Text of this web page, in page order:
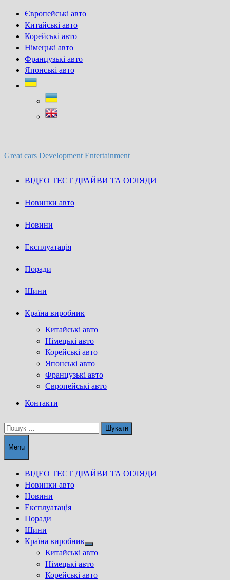
Skip
content
Європейські авто
Китайські авто
Корейські авто
Німецькі авто
Французькі авто
Японські авто
Great cars Development Entertainment
ВІДЕО ТЕСТ ДРАЙВИ ТА ОГЛЯДИ
Новинки авто
Новини
Експлуатація
Поради
Шини
Країна виробник
Китайські авто
Німецькі авто
Корейські авто
Японські авто
Французькі авто
Європейські авто
Контакти
Пошук:
Menu
ВІДЕО ТЕСТ ДРАЙВИ ТА ОГЛЯДИ
Новинки авто
Новини
Експлуатація
Поради
Шини
Країна виробник
Show
sub
menu
Китайські авто
Німецькі авто
Корейські авто